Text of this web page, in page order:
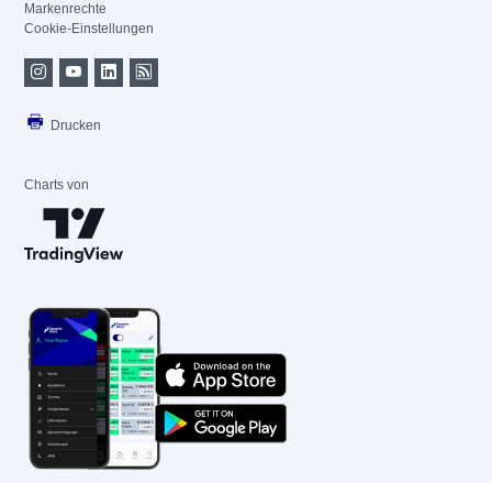
Markenrechte
Cookie-Einstellungen
Drucken
Charts von